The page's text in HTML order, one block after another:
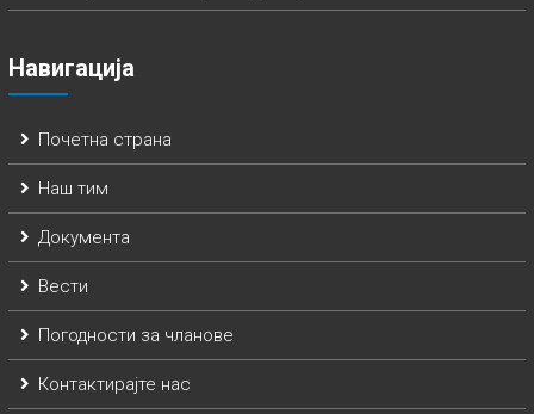
Навигација
Почетна страна
Наш тим
Документа
Вести
Погодности за чланове
Контактирајте нас